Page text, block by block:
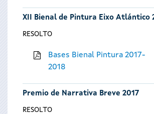
XII Bienal de Pintura Eixo Atlántico
RESOLTO
Bases Bienal Pintura 2017-
2018
Premio de Narrativa Breve 2017
RESOLTO